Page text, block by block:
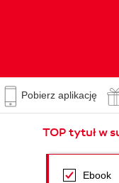
Pobierz aplikację
TOP tytuł w
Ebook